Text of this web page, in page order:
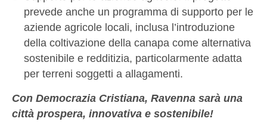
prevede anche un programma di supporto per le
aziende agricole locali, inclusa l’introduzione
della coltivazione della canapa come alternativa
sostenibile e redditizia, particolarmente adatta
per terreni soggetti a allagamenti.
Con Democrazia Cristiana, Ravenna sarà una
città prospera, innovativa e sostenibile!